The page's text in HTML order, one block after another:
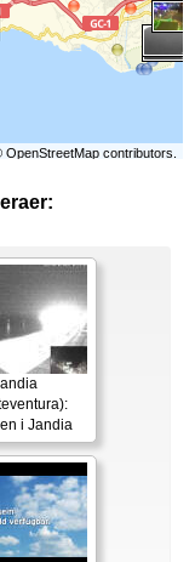
OpenStreetMapcontributors.
i Jandia